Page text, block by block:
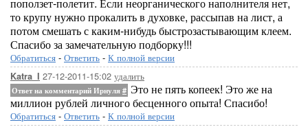
то крупу нужно прокалить в духовке, рассыпав на лист, а
потом смешать с каким-нибудь быстрозастывающим клеем.
Спасибо за замечательную подборку!!!
Обратиться - Ответить - К полной версии
Katra_I 27-12-2011-15:02 удалить
Ответ на комментарий Ирнуля # Это не пять копеек! Это же на
миллион рублей личного бесценного опыта! Спасибо!
Обратиться - Ответить - К полной версии